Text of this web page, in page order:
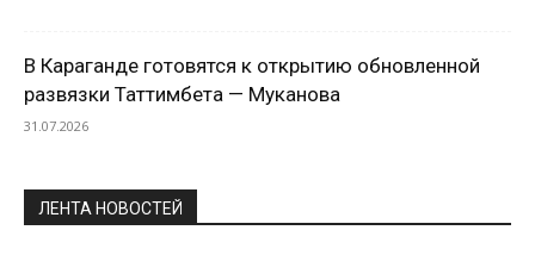
В Караганде готовятся к открытию обновленной
развязки Таттимбета — Муканова
31.07.2026
ЛЕНТА НОВОСТЕЙ